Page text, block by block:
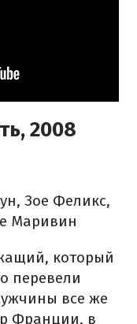
2008
Зое Феликс,
Маривин
который
перевели
все же
Франции, в